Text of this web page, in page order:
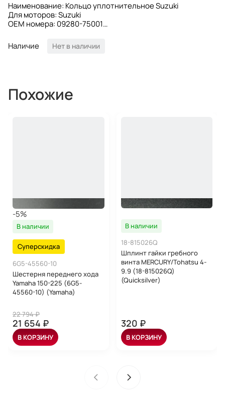
Наименование: Кольцо уплотнительное Suzuki
Для моторов: Suzuki
OEM номера: 09280-75001
Наличие
Нет в наличии
Похожие
-5%
В наличии
Суперскидка
6G5-45560-10
Шестерня переднего хода
Yamaha 150-225 (6G5-
45560-10) (Yamaha)
22 794 ₽
21 654 ₽
В КОРЗИНУ
В наличии
18-815026Q
Шплинт гайки гребного
винта MERCURY/Tohatsu 4-
9.9 (18-815026Q)
(Quicksilver)
320 ₽
В КОРЗИНУ